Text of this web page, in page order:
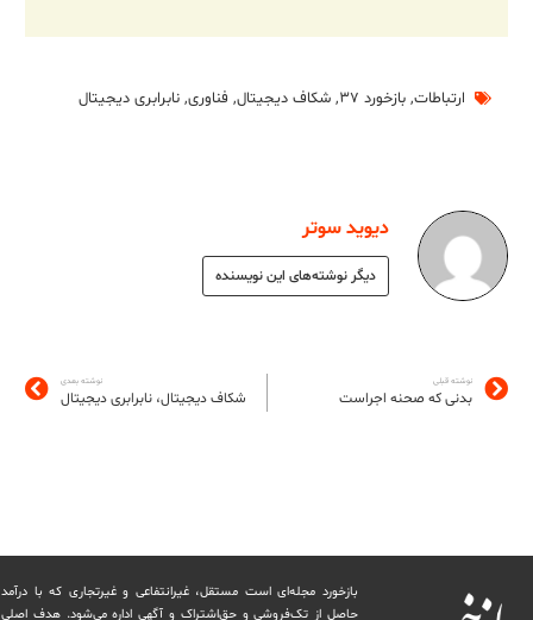
ارتباطات, بازخورد ۳۷ , شکاف دیجیتال, فناوری, نابرابری دیجیتال
دیوید سوتر
دیگر نوشته‌های این نویسنده
نوشته قبلی
بدنی که صحنه اجراست
نوشته بعدی
شکاف دیجیتال، نابرابری دیجیتال
بازخورد مجله‌ای است مستقل، غیرانتفاعی و غیرتجاری که با درآمد
حاصل از تک‌فروشی و حق‌اشتراک و آگهی اداره می‌شود. ‏هدف اصلی